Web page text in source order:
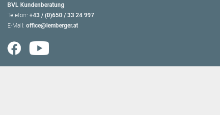
BVL Kundenberatung
Telefon: +43 / (0)650 / 33 24 997
E-Mail: office@lemberger.at